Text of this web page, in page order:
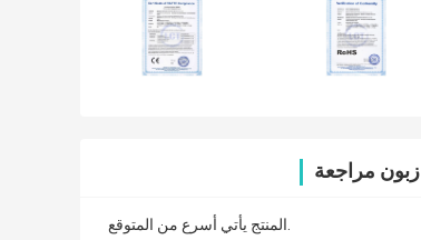
زبون مراجعة
المنتج يأتي أسرع من المتوقع.